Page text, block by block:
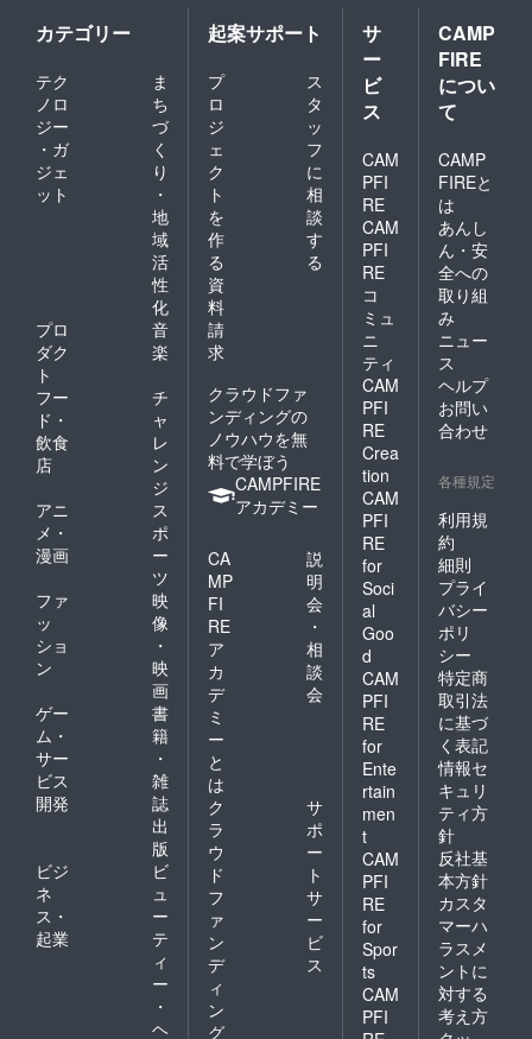
しくお願い致します
(;_;)m(__)m体も心も
辛くなってしまって毎
日毎日涙が止まりませ
ん。不甲斐ないですが
すみません&lt;(_
_)&gt;
×3ヶ月で約50000円特
に電気代が高いです。
早急に支払いをしない
と今度は本当に出てい
かなくてはなりませ
ん。体調が戻り次第、
私も仕事を頑張りま
す！！私の命に変えて
も猫ちゃん達を守り活
動をさせていてだきま
すのでどうか皆様
m(__)mご協力をよろ
(;_;)m(__)m体も心も
辛くなってしまって毎
日毎日涙が止まりませ
ん。不甲斐ないですが
すみません&lt;(_
_)&gt;
カテゴリー
テク
ノロ
ジー
・ガ
ジェ
ット
ま
ち
づ
く
り
・
地
域
活
性
化
プロ
ダク
ト
音
楽
フー
ド・
飲食
店
チ
ャ
レ
ン
ジ
アニ
メ・
漫画
ス
ポ
ー
ツ
ファ
ッ
ショ
ン
映
像
・
映
画
ゲー
ム・
サー
ビス
開発
書
籍
・
雑
誌
出
版
ビジ
ネ
ス・
起業
ビ
ュ
ー
テ
ィ
ー
・
ヘ
起案サポート
プ
ロ
ジ
ェ
ク
ト
を
作
る
ス
タ
ッ
フ
に
相
談
す
る
資
料
請
求
クラウドファ
ンディングの
ノウハウを無
料で学ぼう
CAMPFIRE
アカデミー
CA
MP
FI
RE
ア
カ
デ
ミ
ー
と
は
説
明
会
・
相
談
会
ク
ラ
ウ
ド
フ
ァ
ン
デ
ィ
ン
グ
サ
ポ
ー
ト
サ
ー
ビ
ス
サ
ー
ビ
ス
CAM
PFI
RE
CAM
PFI
RE
コ
ミュ
ニ
ティ
CAM
PFI
RE
Crea
tion
CAM
PFI
RE
for
Soci
al
Goo
d
CAM
PFI
RE
for
Ente
rtain
men
t
CAM
PFI
RE
for
Spor
ts
CAM
PFI
CAMP
FIRE
につい
て
CAMP
FIREと
は
あんし
ん・安
全への
取り組
み
ニュー
ス
ヘルプ
お問い
合わせ
各種規定
利用規
約
細則
プライ
バシー
ポリ
シー
特定商
取引法
に基づ
く表記
情報セ
キュリ
ティ方
針
反社基
本方針
カスタ
マーハ
ラスメ
ントに
対する
考え方